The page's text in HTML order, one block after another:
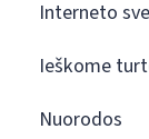
Interneto
Ieškome
Nuorodos